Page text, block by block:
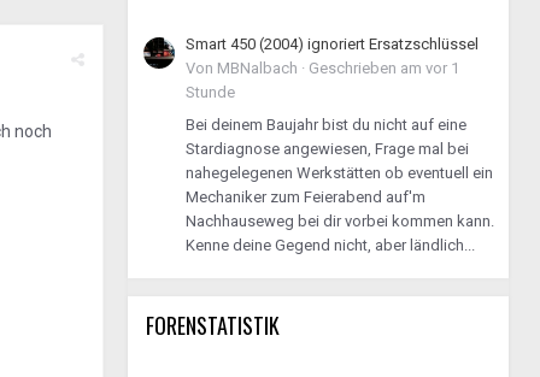
noch
Smart 450 (2004) ignoriert Ersatzschlüssel
Von MBNalbach · Geschrieben am vor 1
Stunde
Bei deinem Baujahr bist du nicht auf eine
Stardiagnose angewiesen, Frage mal bei
nahegelegenen Werkstätten ob eventuell ein
Mechaniker zum Feierabend auf'm
Nachhauseweg bei dir vorbei kommen kann.
Kenne deine Gegend nicht, aber ländlich...
FORENSTATISTIK